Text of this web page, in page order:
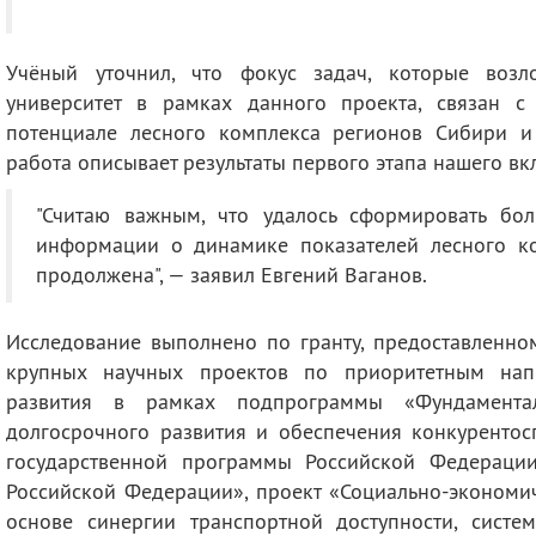
Учёный уточнил, что фокус задач, которые
университет в рамках данного проекта, связан
потенциале лесного комплекса регионов Сибири
работа описывает результаты первого этапа нашего
Считаю важным, что удалось сформировать
информации о динамике показателей лесного
продолжена , — заявил Евгений Ваганов.
Исследование выполнено по гранту,
крупных научных проектов по приоритетным
развития в рамках подпрограммы
долгосрочного развития и обеспечения
государственной программы Российской
Российской Федерации», проект «Социально-
основе синергии транспортной доступности,